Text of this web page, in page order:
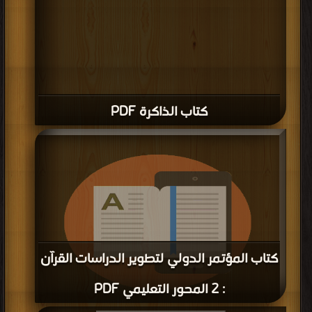
كتاب الذاكرة PDF
كتاب المؤتمر الدولي لتطوير الدراسات القرآن
: 2 المحور التعليمي PDF